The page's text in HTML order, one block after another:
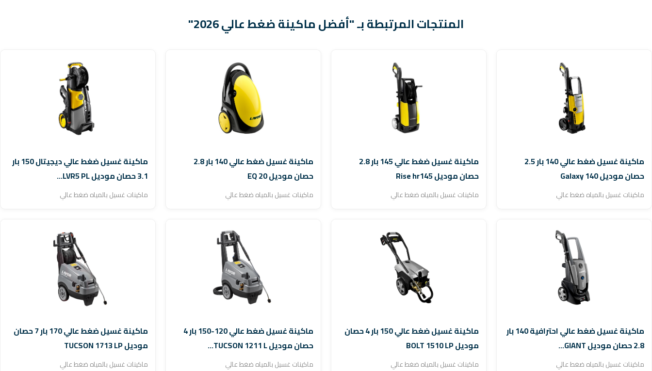
المنتجات المرتبطة بـ "أفضل ماكينة ضغط عالي 2026"
ماكينة غسيل ضغط عالي 140 بار 2.5
حصان موديل Galaxy 140
ماكينات غسيل بالمياه ضغط عالي
ماكينة غسيل ضغط عالي 145 بار 2.8
حصان موديل Rise hr145
ماكينات غسيل بالمياه ضغط عالي
ماكينة غسيل ضغط عالي 140 بار 2.8
حصان موديل EQ 20
ماكينات غسيل بالمياه ضغط عالي
ماكينة غسيل ضغط عالي ديجيتال 150 بار
3.1 حصان موديل LVR5 PL...
ماكينات غسيل بالمياه ضغط عالي
ماكينة غسيل ضغط عالي احترافية 140 بار
2.8 حصان موديل GIANT...
ماكينات غسيل بالمياه ضغط عالي
ماكينة غسيل ضغط عالي 150 بار 4 حصان
موديل BOLT 1510 LP
ماكينات غسيل بالمياه ضغط عالي
ماكينة غسيل ضغط عالي 120-150 بار 4
حصان موديل TUCSON 1211 L...
ماكينات غسيل بالمياه ضغط عالي
ماكينة غسيل ضغط عالي 170 بار 7 حصان
موديل TUCSON 1713 LP
ماكينات غسيل بالمياه ضغط عالي